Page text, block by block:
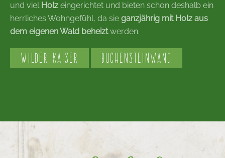
und vielHolz eingerichtet und bieten schon deshalb ein
herrliches Wohngefühl, da sie ganzjährig mit Holz aus
dem eigenen Wald beheiztwerden.
WILDER KAISER BUCHENSTEINWAND